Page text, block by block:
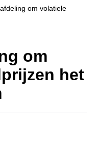
om volatiele
om
het